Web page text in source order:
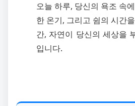
오늘 하루, 당신의 욕조 속
한 온기, 그리고 쉼의 시간
간, 자연이 당신의 세상을
입니다.